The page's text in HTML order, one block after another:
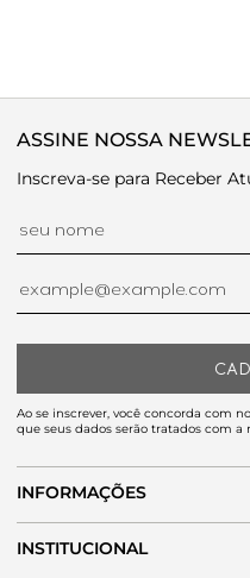
ASSINE NOSSA
Inscreva-se para Receber
Ao se inscrever, você concorda com
que seus dados serão tratados com
INFORMAÇÕES
INSTITUCIONAL